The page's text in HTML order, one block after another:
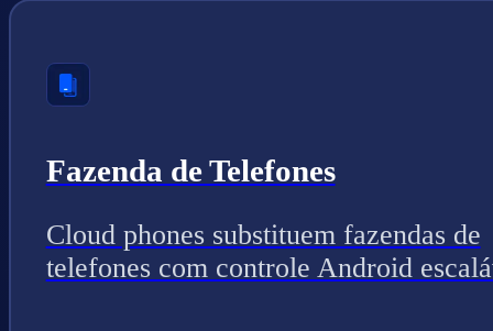
Fazenda de Telefones
Cloud phones substituem fazendas de
telefones com controle Android